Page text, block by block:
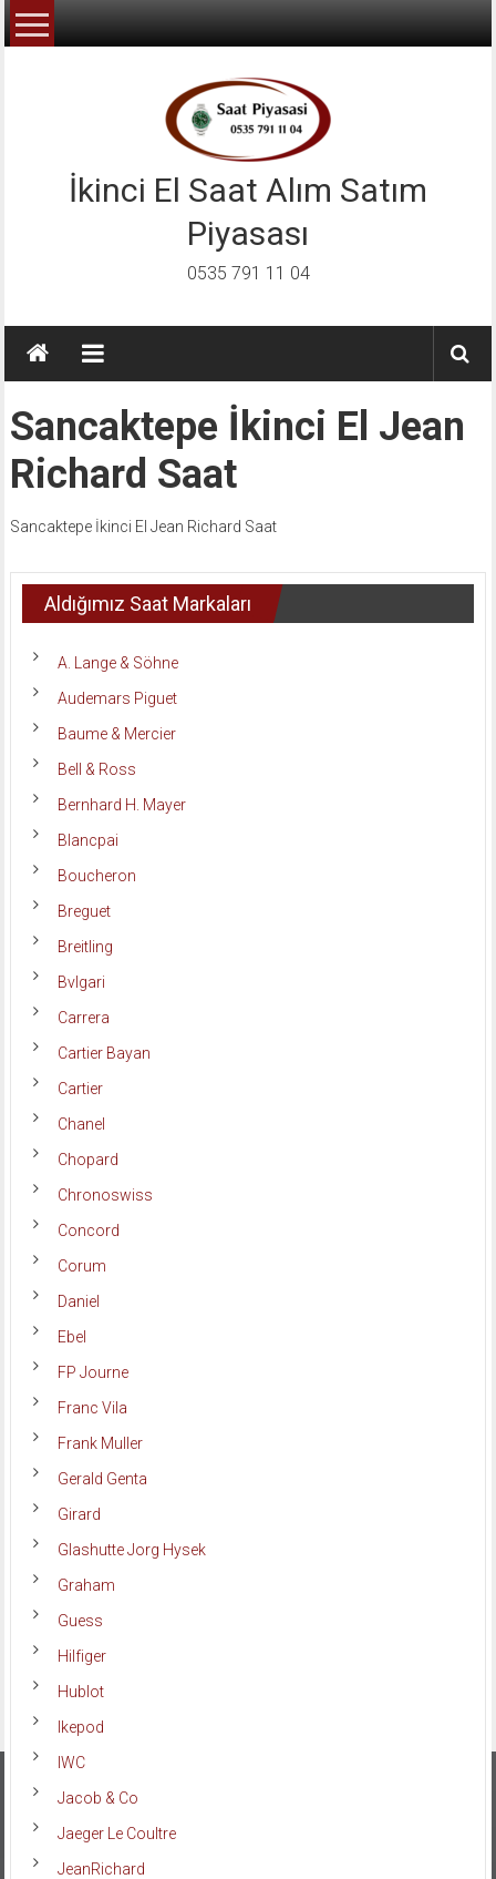
İçeriğe
geç
İkinci El Saat Alım Satım
Piyasası
0535 791 11 04
Sancaktepe İkinci El Jean
Richard Saat
Sancaktepe İkinci El Jean Richard Saat
Aldığımız Saat Markaları
A. Lange & Söhne
Audemars Piguet
Baume & Mercier
Bell & Ross
Bernhard H. Mayer
Blancpai
Boucheron
Breguet
Breitling
Bvlgari
Carrera
Cartier Bayan
Cartier
Chanel
Chopard
Chronoswiss
Concord
Corum
Daniel
Ebel
FP Journe
Franc Vila
Frank Muller
Gerald Genta
Girard
Glashutte Jorg Hysek
Graham
Guess
Hilfiger
Hublot
Ikepod
IWC
Jacob & Co
Jaeger Le Coultre
JeanRichard